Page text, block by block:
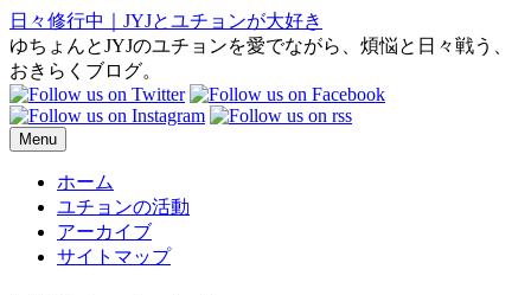
日々修行中｜JYJとユチョンが大好き
ゆちょんとJYJのユチョンを愛でながら、煩悩と日々戦う、
おきらくブログ。
Menu
ホーム
ユチョンの活動
アーカイブ
サイトマップ